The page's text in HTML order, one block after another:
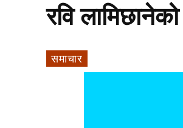
रवि
समाचार